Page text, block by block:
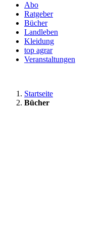
Abo
Ratgeber
Bücher
Landleben
Kleidung
top agrar
Veranstaltungen
Startseite
Bücher